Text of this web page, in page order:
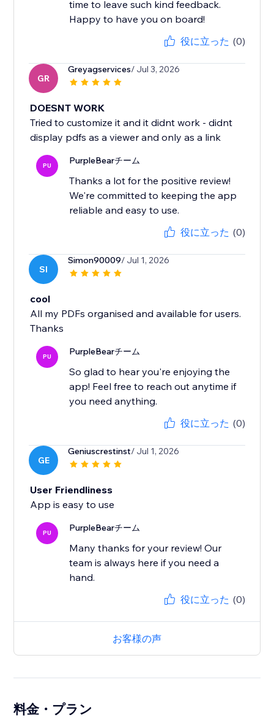
time to leave such kind feedback.
Happy to have you on board!
役に立った (0)
GR
Greyagservices/ Jul 3, 2026
DOESNT WORK
Tried to customize it and it didnt work - didnt
display pdfs as a viewer and only as a link
PU PurpleBearチーム
Thanks a lot for the positive review!
We're committed to keeping the app
reliable and easy to use.
役に立った (0)
SI
Simon90009/ Jul 1, 2026
cool
All my PDFs organised and available for users.
Thanks
PU PurpleBearチーム
So glad to hear you're enjoying the
app! Feel free to reach out anytime if
you need anything.
役に立った (0)
GE
Geniuscrestinst/ Jul 1, 2026
User Friendliness
App is easy to use
PU PurpleBearチーム
Many thanks for your review! Our
team is always here if you need a
hand.
役に立った (0)
お客様の声
料金・プラン